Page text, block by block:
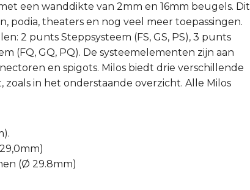
een wanddikte van 2mm en 16mm beugels. Dit
podia, theaters en nog veel meer toepassingen.
2 punts Steppsysteem (FS, GS, PS), 3 punts
(FQ, GQ, PQ). De systeemelementen zijn aan
en spigots. Milos biedt drie verschillende
in het onderstaande overzicht. Alle Milos
(Ø 29.8mm)